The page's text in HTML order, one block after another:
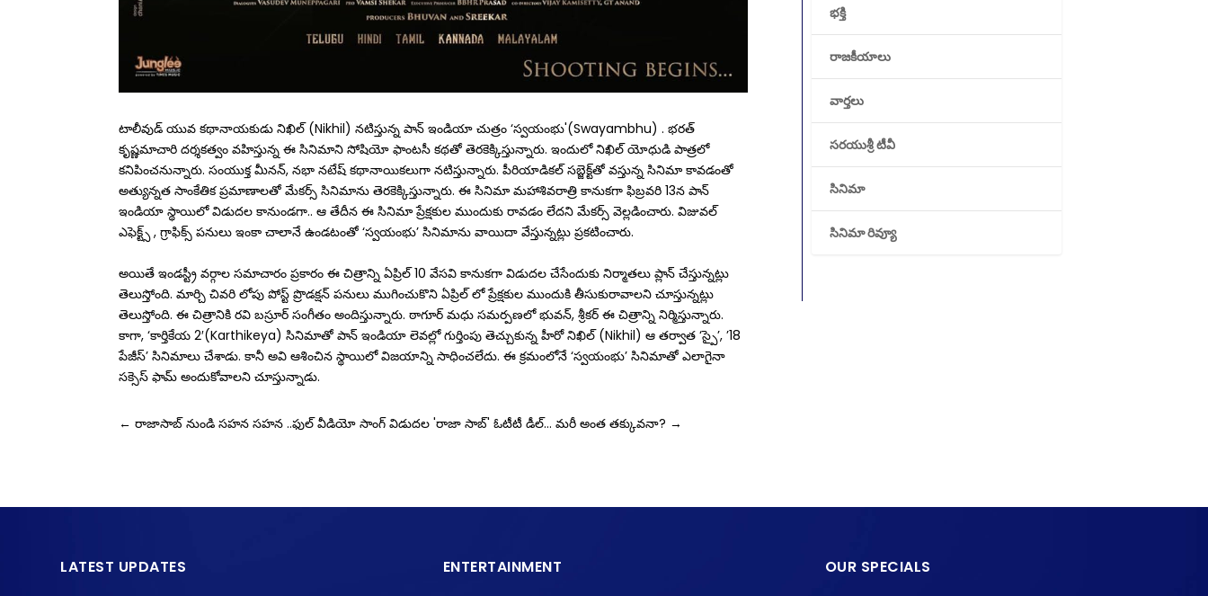
టాలీవుడ్ యువ కథానాయకుడు నిఖిల్ (Nikhil) నటిస్తున్న పాన్ ఇండియా చుత్రం ‘స్వయంభు'(Swayambhu) . భరత్‌
కృష్ణమాచారి దర్శకత్వం వహిస్తున్న ఈ సినిమాని సోషియో ఫాంటసీ కథతో తెరకెక్కిస్తున్నారు. ఇందులో నిఖిల్‌ యోధుడి పాత్రలో
కనిపించనున్నారు. సంయుక్త మీనన్, నభా నటేష్‌ కథానాయికలుగా నటిస్తున్నారు. పీరియాడికల్ సబ్జెక్ట్‌తో వస్తున్న సినిమా కావడంతో
అత్యున్నత సాంకేతిక ప్రమాణాలతో మేకర్స్ సినిమాను తెరకెక్కిస్తున్నారు. ఈ సినిమా మహాశివరాత్రి కానుకగా ఫిబ్రవరి 13న పాన్
ఇండియా స్థాయిలో విడుదల కానుండగా.. ఆ తేదీన ఈ సినిమా ప్రేక్షకుల ముందుకు రావడం లేదని మేకర్స్ వెల్ల‌డించారు. విజువల్
ఎఫెక్ట్స్ , గ్రాఫిక్స్ పనులు ఇంకా చాలానే ఉండటంతో ‘స్వయంభు’ సినిమాను వాయిదా వేస్తున్నట్లు ప్రకటించారు.
అయితే ఇండస్ట్రీ వర్గాల సమాచారం ప్రకారం ఈ చిత్రాన్ని ఏప్రిల్ 10 వేసవి కానుకగా విడుదల చేసేందుకు నిర్మాతలు ప్లాన్ చేస్తున్నట్లు
తెలుస్తోంది. మార్చి చివరి లోపు పోస్ట్ ప్రొడక్షన్ పనులు ముగించుకొని ఏప్రిల్ లో ప్రేక్షకుల ముందుకి తీసుకురావాలని చూస్తున్నట్లు
తెలుస్తోంది. ఈ చిత్రానికి రవి బస్రూర్‌ సంగీతం అందిస్తున్నారు. ఠాగూర్‌ మధు సమర్పణలో భువన్‌, శ్రీకర్‌ ఈ చిత్రాన్ని నిర్మిస్తున్నారు.
కాగా, ‘కార్తికేయ 2′(Karthikeya) సినిమాతో పాన్ ఇండియా లెవల్లో గుర్తింపు తెచ్చుకున్న హీరో నిఖిల్ (Nikhil) ఆ తర్వాత ‘స్పై’, ’18
పేజీస్’ సినిమాలు చేశాడు. కానీ అవి ఆశించిన స్థాయిలో విజయాన్ని సాధించలేదు. ఈ క్రమంలోనే ‘స్వయంభు’ సినిమాతో ఎలాగైనా
సక్సెస్ ఫామ్ అందుకోవాలని చూస్తున్నాడు.
← రాజాసాబ్ నుండి సహన సహన ..ఫుల్ వీడియో సాంగ్ విడుదల 'రాజా సాబ్' ఓటీటీ డీల్‌… మరీ అంత త‌క్కువ‌నా? →
భక్తి
రాజకీయాలు
వార్తలు
సరయుశ్రీ టీవీ
సినిమా
సినిమా రివ్యూ
LATEST UPDATES ENTERTAINMENT OUR SPECIALS